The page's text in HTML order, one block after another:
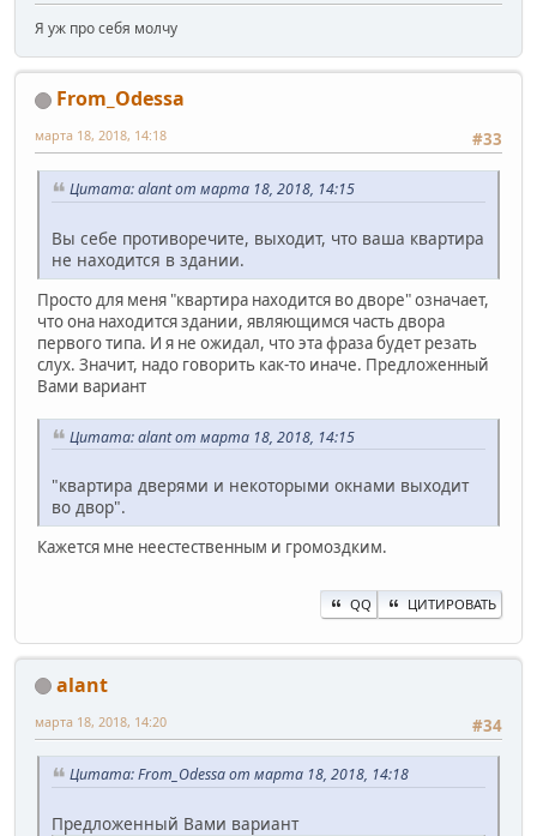
Я уж про себя молчу
From_Odessa
#33
марта 18, 2018, 14:18
Цитата: alant от марта 18, 2018, 14:15
Вы себе противоречите, выходит, что ваша квартира
не находится в здании.
Просто для меня "квартира находится во дворе" означает,
что она находится здании, являющимся часть двора
первого типа. И я не ожидал, что эта фраза будет резать
слух. Значит, надо говорить как-то иначе. Предложенный
Вами вариант
Цитата: alant от марта 18, 2018, 14:15
"квартира дверями и некоторыми окнами выходит
во двор".
Кажется мне неестественным и громоздким.
QQ ЦИТИРОВАТЬ
alant
#34
марта 18, 2018, 14:20
Цитата: From_Odessa от марта 18, 2018, 14:18
Предложенный Вами вариант